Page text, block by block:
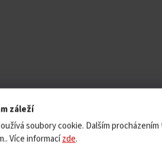
záleží
soubory cookie. Dalším
Více informacízde.